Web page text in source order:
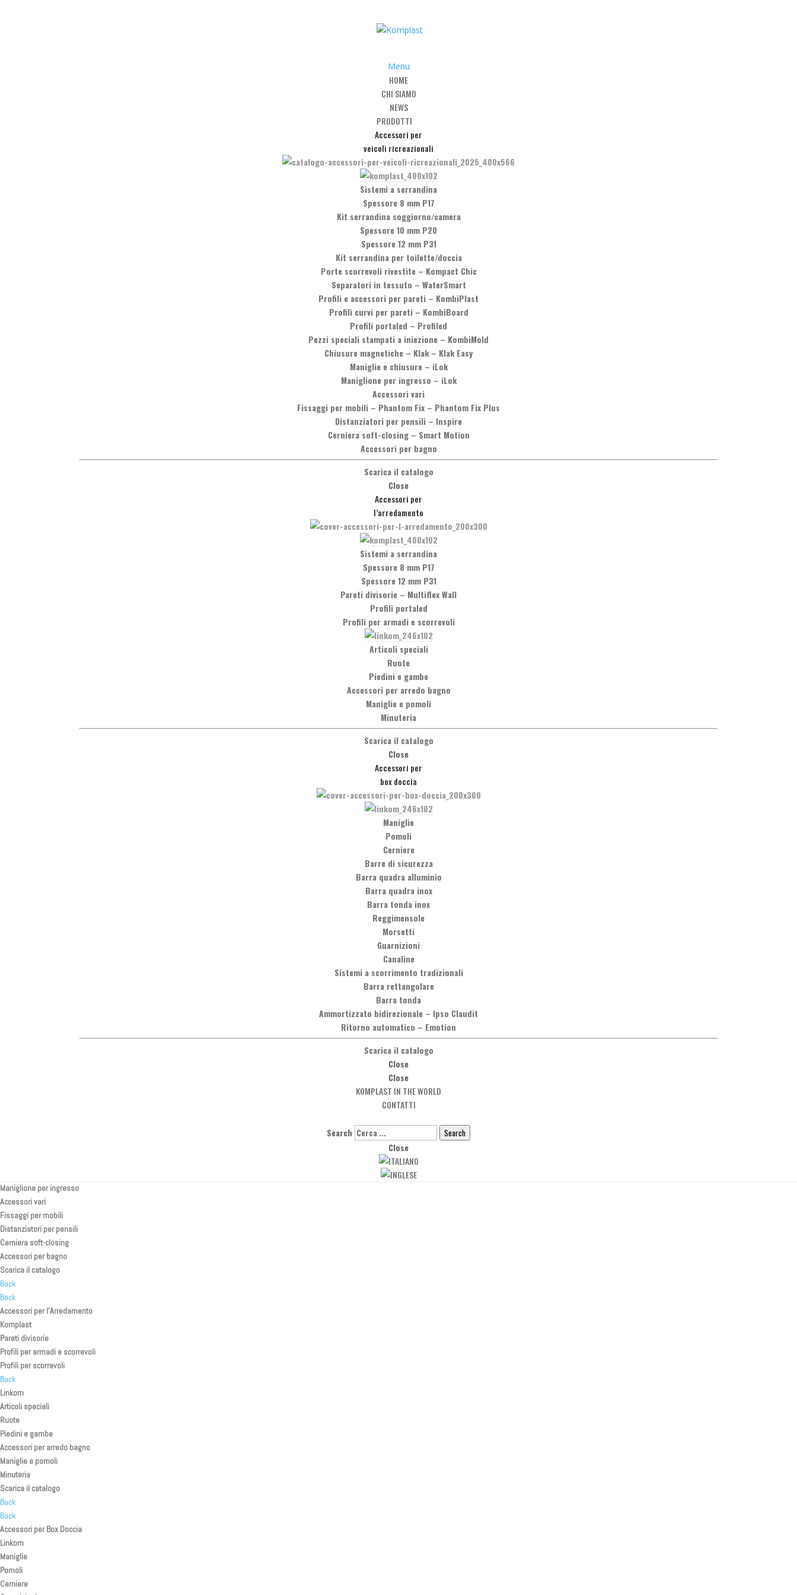
Menu
HOME
CHI SIAMO
NEWS
PRODOTTI
Accessori per
veicoli ricreazionali
Sistemi a serrandina
Spessore 8 mm P17
Kit serrandina soggiorno/camera
Spessore 10 mm P20
Spessore 12 mm P31
Kit serrandina per toilette/doccia
Porte scorrevoli rivestite– Kompact Chic
Separatori in tessuto – WaterSmart
Profili e accessori per pareti – KombiPlast
Profili curvi per pareti– KombiBoard
Profili portaled – Profiled
Pezzi speciali stampati a iniezione – KombiMold
Chiusure magnetiche – Klak – Klak Easy
Maniglie e chiusure– iLok
Maniglione per ingresso – iLok
Accessori vari
Fissaggi per mobili – Phantom Fix – Phantom Fix Plus
Distanziatori per pensili – Inspire
Cerniera soft-closing– Smart Motion
Accessori per bagno
Scarica il catalogo
Close
Accessori per
l’arredamento
Sistemi a serrandina
Spessore 8 mm P17
Spessore 12 mm P31
Pareti divisorie – Multiflex Wall
Profili portaled
Profili per armadi e scorrevoli
Articoli speciali
Ruote
Piedini e gambe
Accessori per arredo bagno
Maniglie e pomoli
Minuteria
Scarica il catalogo
Close
Accessori per
box doccia
Maniglie
Pomoli
Cerniere
Barre di sicurezza
Barra quadra alluminio
Barra quadra inox
Barra tonda inox
Reggimensole
Morsetti
Guarnizioni
Canaline
Sistemi a scorrimento tradizionali
Barra rettangolare
Barra tonda
Ammortizzato bidirezionale – Ipso Claudit
Ritorno automatico – Emotion
Scarica il catalogo
Close
Close
KOMPLAST IN THE WORLD
CONTATTI
Search Search
Close
Art. P-604 – Piedino regolabile con cappuccio
Art. P-604 – Piedino regolabile con cappuccio
Desideri maggiori informazioni?
Puoi contattarci telefonicamente, chiamando il numero
oppure inviando un messaggio cliccando sul pulsante qui sotto.
Messaggio
Facebook
Maniglione per ingresso
Accessori vari
Fissaggi per mobili
Distanziatori per pensili
Cerniera soft-closing
Accessori per bagno
Scarica il catalogo
Back
Back
Accessori per l’Arredamento
Komplast
Pareti divisorie
Profili per armadi e scorrevoli
Profili per scorrevoli
Back
Linkom
Articoli speciali
Ruote
Piedini e gambe
Accessori per arredo bagno
Maniglie e pomoli
Minuteria
Scarica il catalogo
Back
Back
Accessori per Box Doccia
Linkom
Maniglie
Pomoli
Cerniere